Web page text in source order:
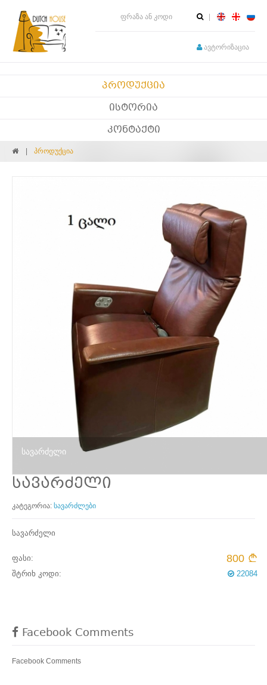
ავტორიზაცია
ᲞᲠᲝᲓᲣᲥᲪᲘᲐ
ᲘᲡᲢᲝᲠᲘᲐ
ᲙᲝᲜᲢᲐᲥᲢᲘ
პროდუქცია
სავარძელი
სავარძელი
კატეგორია: სავარძლები
სავარძელი
ფასი: 800
შტრიხ კოდი: 22084
Facebook Comments
Facebook Comments